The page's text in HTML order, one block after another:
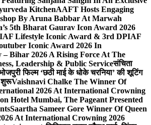
KitchenAAFT Hosts Engaging
By Aruna Babbar At Marwah
5th Bharat Gaurav Icon Award 2026
Lifestyle Iconic Award & 3rd DPIAF
Iconic Award 2026 In
– Bihar 2026 A Rising Force At The
Leadership & Public Serviceसंचिता
फिल्म ‘छठी माई के धोके चरनिया’ की शूटिंग
शुरूVaishnavi Chalke The Winner Of
2026 At International Crowning
Hotel Mumbai, The Pageant Presented
Saartha Sameer Gore Winner Of Queen
At International Crowning 2026